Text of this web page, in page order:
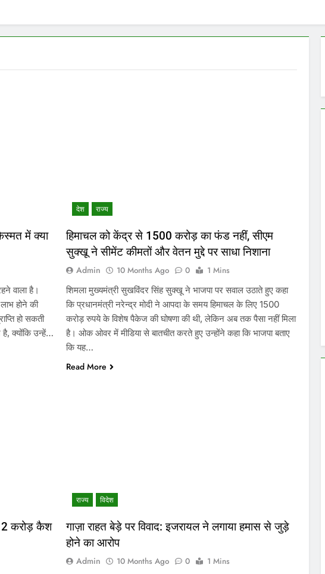
में क्या
वाला है।
होने की
हो सकती
क्योंकि उन्हें…
देश राज्य
हिमाचल को केंद्र से 1500 करोड़ का फंड नहीं, सीएम
सुक्खू ने सीमेंट कीमतों और वेतन मुद्दे पर साधा निशाना
Admin 10 Months Ago 0
1 Mins
शिमला मुख्यमंत्री सुखविंदर सिंह सुक्खू ने भाजपा पर सवाल उठाते हुए कहा
कि प्रधानमंत्री नरेन्द्र मोदी ने आपदा के समय हिमाचल के लिए 1500
करोड़ रुपये के विशेष पैकेज की घोषणा की थी, लेकिन अब तक पैसा नहीं मिला
है। ओक ओवर में मीडिया से बातचीत करते हुए उन्होंने कहा कि भाजपा बताए
कि यह…
Read More
2 करोड़ कैश
राज्य विदेश
गाज़ा राहत बेड़े पर विवाद: इजरायल ने लगाया हमास से जुड़े
होने का आरोप
Admin 10 Months Ago 0
1 Mins